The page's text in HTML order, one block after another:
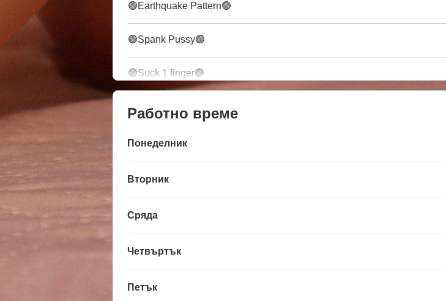
🟢Earthquake Pattern🟢
🟣Spank Pussy🟣
🟣Suck 1 finger🟣
Работно време
Понеделник
Вторник
Сряда
Четвъртък
Петък